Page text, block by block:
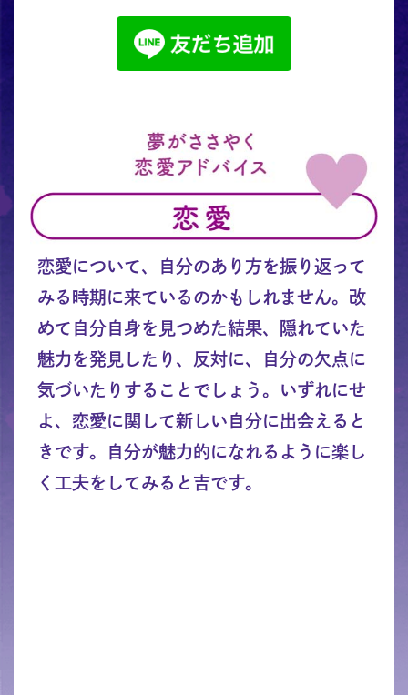
恋愛について、自分のあり方を振り返って
みる時期に来ているのかもしれません。改
めて自分自身を見つめた結果、隠れていた
魅力を発見したり、反対に、自分の欠点に
気づいたりすることでしょう。いずれにせ
よ、恋愛に関して新しい自分に出会えると
きです。自分が魅力的になれるように楽し
く工夫をしてみると吉です。